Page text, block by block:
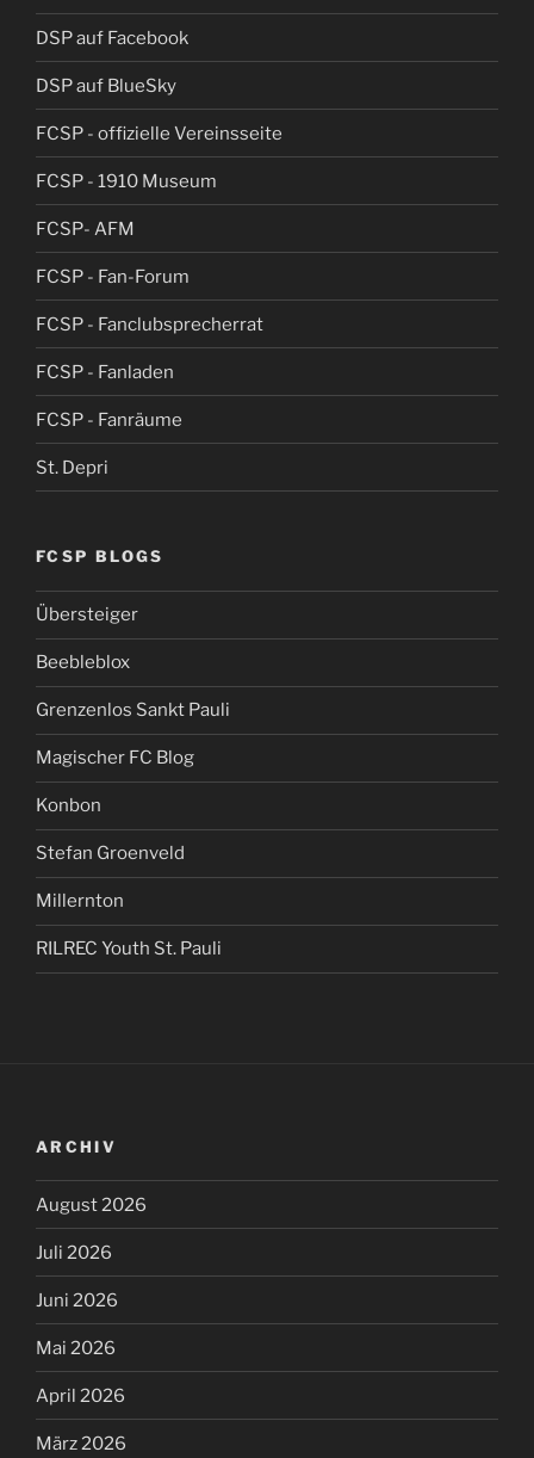
DSP auf Facebook
DSP auf BlueSky
FCSP - offizielle Vereinsseite
FCSP - 1910 Museum
FCSP- AFM
FCSP - Fan-Forum
FCSP - Fanclubsprecherrat
FCSP - Fanladen
FCSP - Fanräume
St. Depri
FCSP BLOGS
Übersteiger
Beebleblox
Grenzenlos Sankt Pauli
Magischer FC Blog
Konbon
Stefan Groenveld
Millernton
RILREC Youth St. Pauli
ARCHIV
August 2026
Juli 2026
Juni 2026
Mai 2026
April 2026
März 2026